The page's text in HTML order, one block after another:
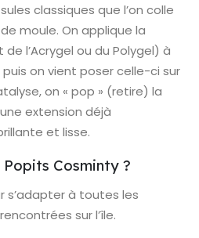
classiques que l’on colle
moule. On applique la
l’Acrygel ou du Polygel) à
puis on vient poser celle-ci sur
on « pop » (retire) la
extension déjà
et lisse.
Cosminty ?
s’adapter à toutes les
sur l’île.